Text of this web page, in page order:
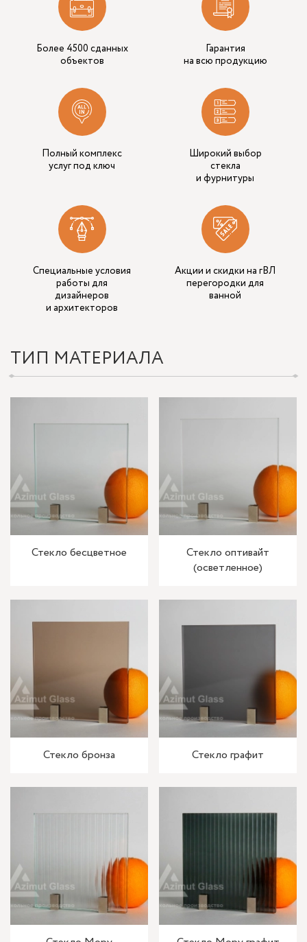
Более 4500 сданных
объектов
Гарантия
на всю продукцию
Полный комплекс
услуг под ключ
Широкий выбор
стекла
и фурнитуры
Специальные условия
работы для
дизайнеров
и архитекторов
Акции и скидки на гВЛ
перегородки для
ванной
ТИП МАТЕРИАЛА
Стекло бесцветное
Стекло оптивайт
(осветленное)
Стекло бронза Стекло графит